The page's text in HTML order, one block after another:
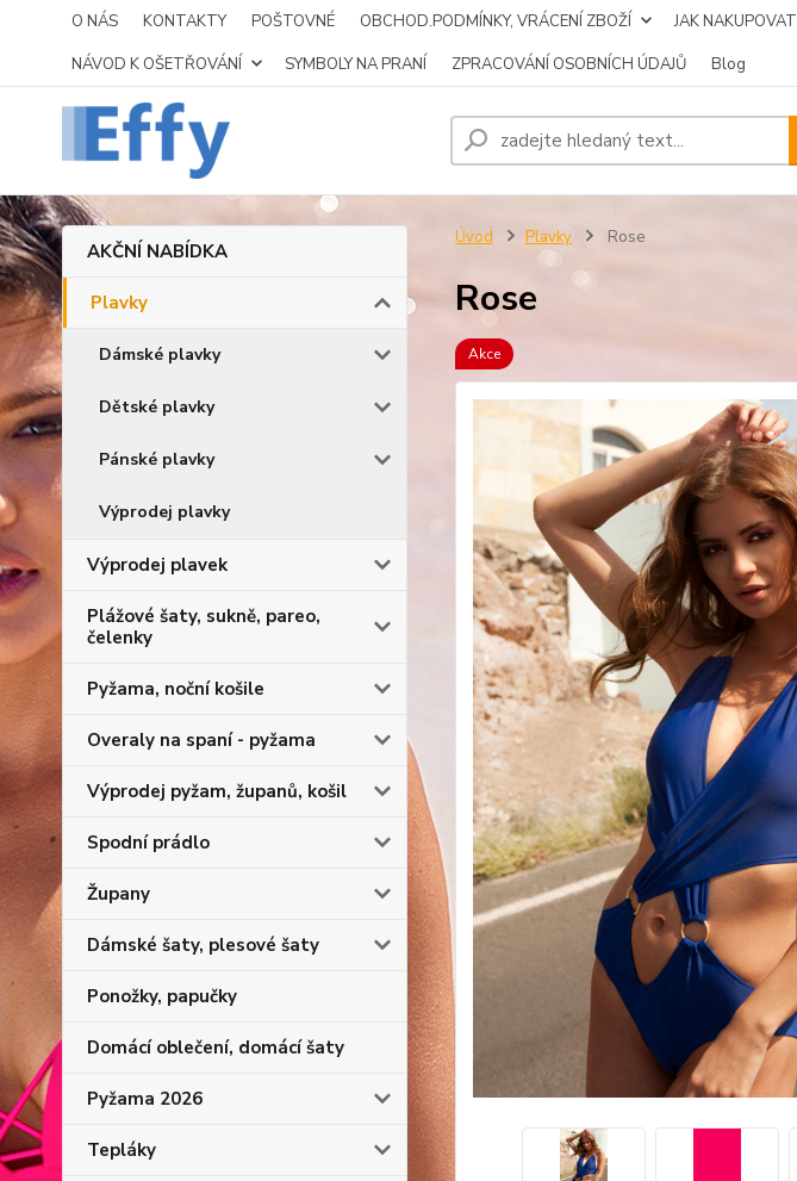
O NÁS KONTAKTY POŠTOVNÉ OBCHOD.PODMÍNKY, VRÁCENÍ ZBOŽÍ JAK NAKUPOVAT
NÁVOD K OŠETŘOVÁNÍ
SYMBOLY NA PRANÍ ZPRACOVÁNÍ OSOBNÍCH ÚDAJŮ Blog
AKČNÍ NABÍDKA
Plavky
Dámské plavky
Dětské plavky
Pánské plavky
Výprodej plavky
Výprodej plavek
Plážové šaty, sukně, pareo,
čelenky
Pyžama, noční košile
Overaly na spaní - pyžama
Výprodej pyžam, županů, košil
Spodní prádlo
Župany
Dámské šaty, plesové šaty
Ponožky, papučky
Domácí oblečení, domácí šaty
Pyžama 2026
Tepláky
Úvod Plavky Rose
Rose
Akce